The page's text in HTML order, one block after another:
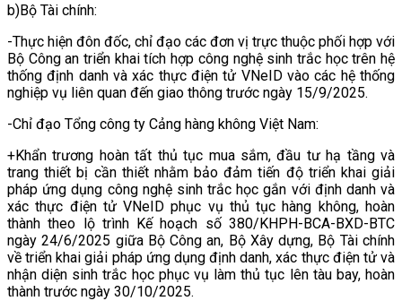
b)Bộ Tài chính:
-Thực hiện đôn đốc, chỉ đạo các đơn vị trực thuộc phối hợp với
Bộ Công an triển khai tích hợp công nghệ sinh trắc học trên hệ
thống định danh và xác thực điện tử VNeID vào các hệ thống
nghiệp vụ liên quan đến giao thông trước ngày 15/9/2025.
-Chỉ đạo Tổng công ty Cảng hàng không Việt Nam:
+Khẩn trương hoàn tất thủ tục mua sắm, đầu tư hạ tầng và
trang thiết bị cần thiết nhằm bảo đảm tiến độ triển khai giải
pháp ứng dụng công nghệ sinh trắc học gắn với định danh và
xác thực điện tử VNeID phục vụ thủ tục hàng không, hoàn
thành theo lộ trình Kế hoạch số 380/KHPH-BCA-BXD-BTC
ngày 24/6/2025 giữa Bộ Công an, Bộ Xây dựng, Bộ Tài chính
về triển khai giải pháp ứng dụng định danh, xác thực điện tử và
nhận diện sinh trắc học phục vụ làm thủ tục lên tàu bay, hoàn
thành trước ngày 30/10/2025.